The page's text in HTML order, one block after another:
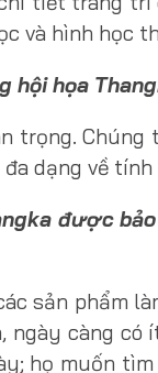
và hình học
hội họa
trọng.
dạng về
được
sản phẩm
càng có
họ muốn